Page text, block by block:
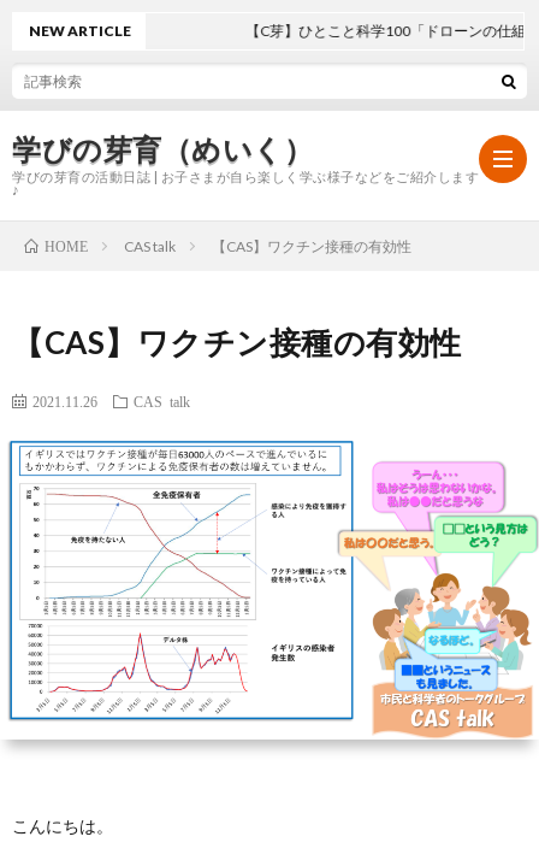
学びの芽育（めいく）
学びの芽育の活動日誌 | お子さまが自ら楽しく学ぶ様子などをご紹介します
♪
芽
育
と
は？
NEW ARTICLE 【C芽】ひとこと科学100「ドローンの仕組み」
HOME CAS talk 【CAS】ワクチン接種の有効性
【CAS】ワクチン接種の有効性
2021.11.26 CAS talk
こんにちは。